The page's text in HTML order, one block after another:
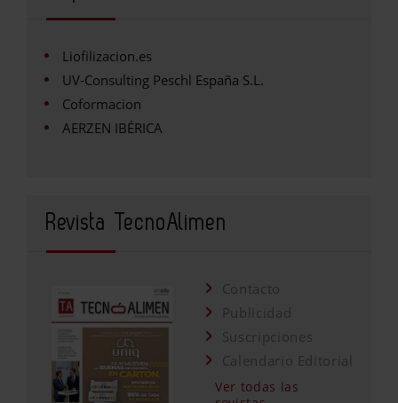
Liofilizacion.es
UV-Consulting Peschl España S.L.
Coformacion
AERZEN IBÉRICA
Revista TecnoAlimen
Contacto
Publicidad
Suscripciones
Calendario Editorial
Ver todas las